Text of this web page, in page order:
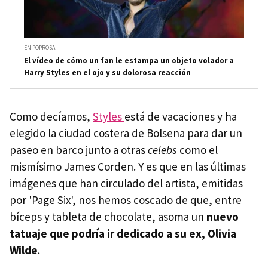
EN POPROSA
El vídeo de cómo un fan le estampa un objeto volador a
Harry Styles en el ojo y su dolorosa reacción
Como decíamos, Styles está de vacaciones y ha
elegido la ciudad costera de Bolsena para dar un
paseo en barco junto a otrascelebs como el
mismísimo James Corden. Y es que en las últimas
imágenes que han circulado del artista, emitidas
por 'Page Six', nos hemos coscado de que, entre
bíceps y tableta de chocolate, asoma un nuevo
tatuaje que podría ir dedicado a su ex, Olivia
Wilde.